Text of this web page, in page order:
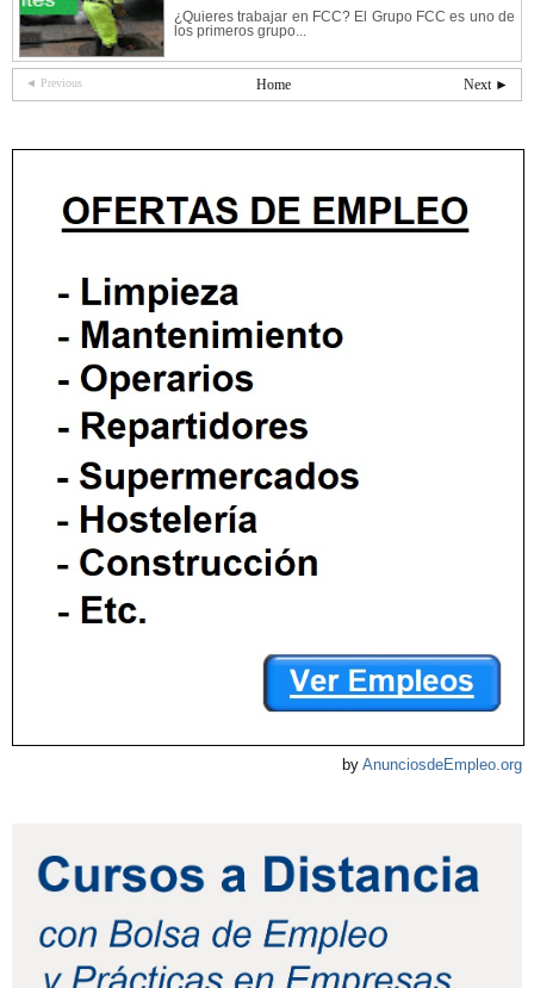
¿Quieres trabajar en FCC? El Grupo FCC es uno de
los primeros grupo...
◄ Previous Next ►
Home
by AnunciosdeEmpleo.org